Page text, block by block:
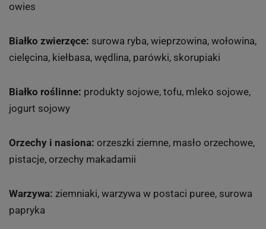
owies
Białko zwierzęce: surowa ryba, wieprzowina, wołowina,
cielęcina, kiełbasa, wędlina, parówki, skorupiaki
Białko roślinne: produkty sojowe, tofu, mleko sojowe,
jogurt sojowy
Orzechy i nasiona: orzeszki ziemne, masło orzechowe,
pistacje, orzechy makadamii
Warzywa: ziemniaki, warzywa w postaci puree, surowa
papryka